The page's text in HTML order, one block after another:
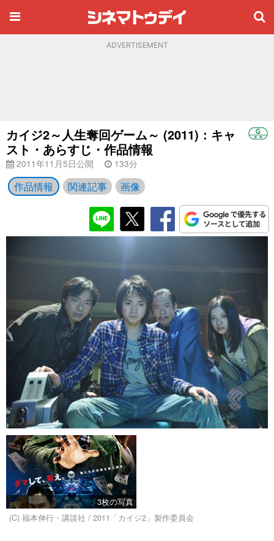
ADVERTISEMENT
カイジ2～人生奪回ゲーム～ (2011)：キャ
スト・あらすじ・作品情報
2011年11月5日公開 133分
作品情報 関連記事 画像
3枚の写真
(C) 福本伸行・講談社 / 2011「カイジ2」製作委員会